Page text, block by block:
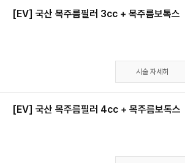
[EV] 국산 목주름필러 3cc + 목주름보톡스
시술 자세히
[EV] 국산 목주름필러 4cc + 목주름보톡스